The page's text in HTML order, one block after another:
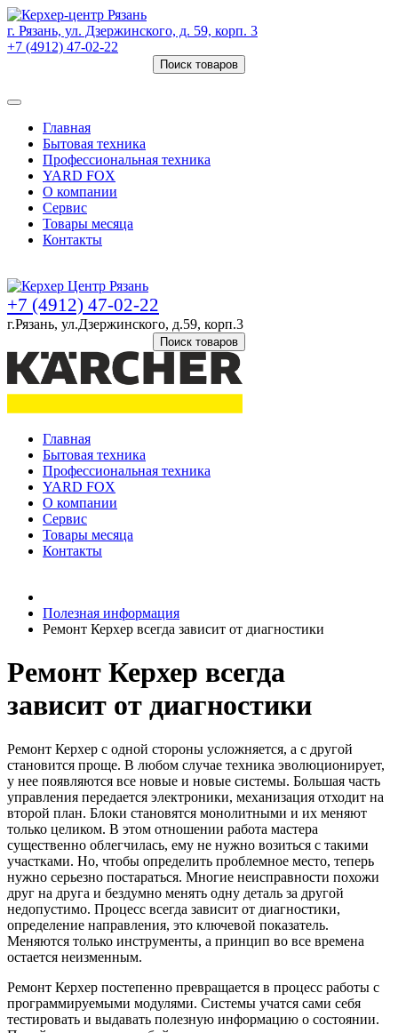
г. Рязань, ул. Дзержинского, д. 59, корп. 3
+7 (4912) 47-02-22
Поиск товаров
Главная
Бытовая техника
Профессиональная техника
YARD FOX
О компании
Сервис
Товары месяца
Контакты
+7 (4912) 47-02-22
г.Рязань, ул.Дзержинского, д.59, корп.3
Поиск товаров
Главная
Бытовая техника
Профессиональная техника
YARD FOX
О компании
Сервис
Товары месяца
Контакты
Полезная информация
Ремонт Керхер всегда зависит от диагностики
Ремонт Керхер всегда
зависит от диагностики
Ремонт Керхер с одной стороны усложняется, а с другой
становится проще. В любом случае техника эволюционирует,
у нее появляются все новые и новые системы. Большая часть
управления передается электроники, механизация отходит на
второй план. Блоки становятся монолитными и их меняют
только целиком. В этом отношении работа мастера
существенно облегчилась, ему не нужно возиться с такими
участками. Но, чтобы определить проблемное место, теперь
нужно серьезно постараться. Многие неисправности похожи
друг на друга и бездумно менять одну деталь за другой
недопустимо. Процесс всегда зависит от диагностики,
определение направления, это ключевой показатель.
Меняются только инструменты, а принцип во все времена
остается неизменным.
Ремонт Керхер постепенно превращается в процесс работы с
программируемыми модулями. Системы учатся сами себя
тестировать и выдавать полезную информацию о состоянии.